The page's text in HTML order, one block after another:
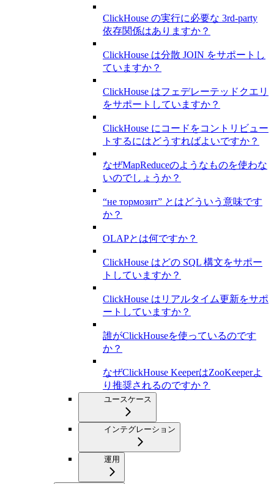
ClickHouse の実行に必要な 3rd-party
依存関係はありますか？
ClickHouse は分散 JOIN をサポートし
ていますか？
ClickHouse はフェデレーテッドクエリ
をサポートしていますか？
ClickHouse にコードをコントリビュー
トするにはどうすればよいですか？
なぜMapReduceのようなものを使わな
いのでしょうか？
“не тормозит” とはどういう意味です
か？
OLAPとは何ですか？
ClickHouse はどの SQL 構文をサポー
トしていますか？
ClickHouse はリアルタイム更新をサポ
ートしていますか？
誰がClickHouseを使っているのです
か？
なぜClickHouse KeeperはZooKeeperよ
り推奨されるのですか？
ユースケース
インテグレーション
運用